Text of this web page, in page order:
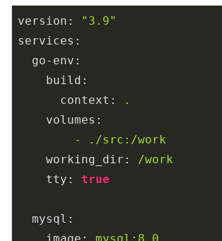
version:
"3.9"
services:
go-env:
build:
context:
.
volumes:
-
./src:/work
working_dir:
/work
tty:
true
mysql:
image:
mysql:8.0